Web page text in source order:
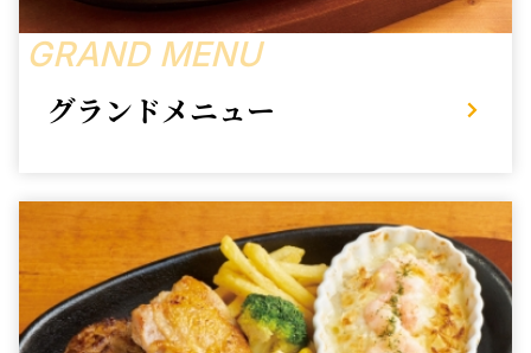
GRAND MENU
グランドメニュー